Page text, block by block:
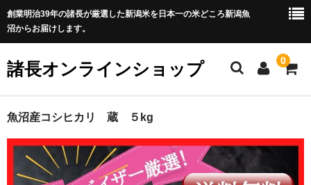
創業明治39年の諸長が厳選した新潟米を日本一の米どころ新潟魚
沼からお届けします。
諸長オンラインショップ 0
ホーム
商品カテゴリ一覧
全商品
魚沼産コシヒカリ 蔵 ５kg